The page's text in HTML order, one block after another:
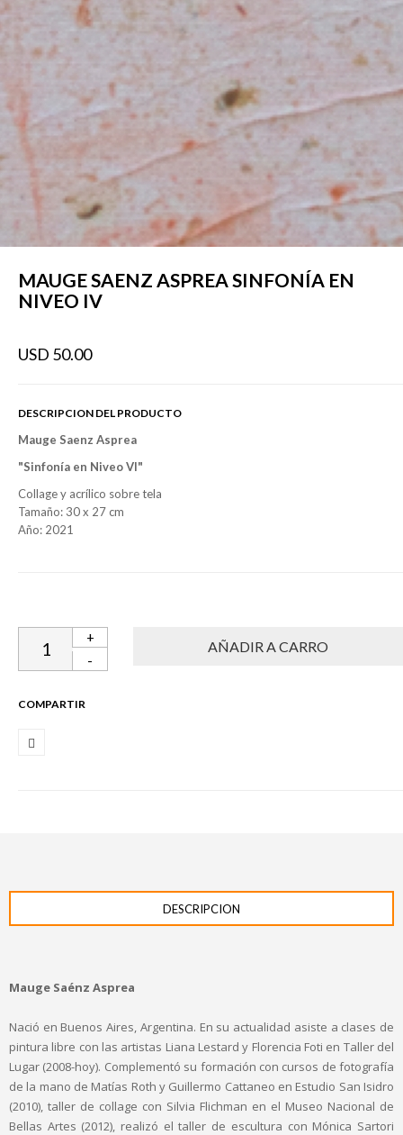
MAUGE SAENZ ASPREA SINFONÍ­A EN
NIVEO IV
USD 50.00
DESCRIPCION DEL PRODUCTO
Mauge Saenz Asprea
"Sinfonía en Niveo VI"
Collage y acrílico sobre tela
Tamaño: 30 x 27 cm
Año: 2021
+
-
COMPARTIR
DESCRIPCION
Mauge Saénz Asprea
Nació en Buenos Aires, Argentina. En su actualidad asiste a clases de
pintura libre con las artistas Liana Lestard y Florencia Foti en Taller del
Lugar (2008-hoy). Complementó su formación con cursos de fotografía
de la mano de Matías Roth y Guillermo Cattaneo en Estudio San Isidro
(2010), taller de collage con Silvia Flichman en el Museo Nacional de
Bellas Artes (2012), realizó el taller de escultura con Mónica Sartori